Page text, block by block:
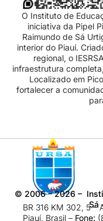
O Instituto de
iniciativa da Pipel
Raimundo de Sá
interior do Piauí.
regional, o
infraestrutura
Localizado em
fortalecer a
© 2006 – 2026 –
Sá
BR 316 KM 302, 5 –
Piauí, Brasil – Fone: